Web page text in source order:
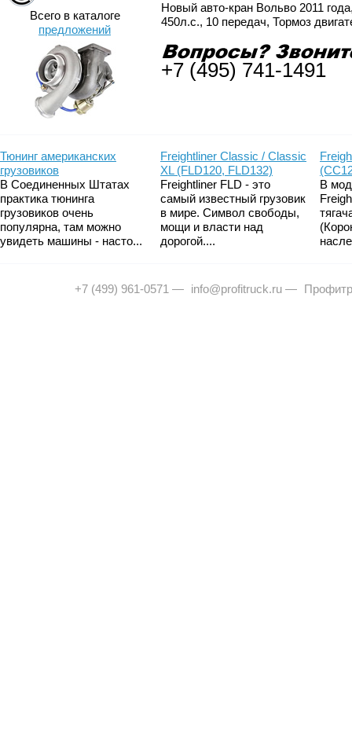
Всего в каталоге
предложений
Новый авто-кран Вольво 2011
450л.с., 10 передач, Тормоз
+7 (495) 741-1491
Тюнинг американских
грузовиков
В Соединенных Штатах
практика тюнинга
грузовиков очень
популярна, там можно
увидеть машины - насто...
Freightliner Classic / Classic
XL (FLD120, FLD132)
Freightliner FLD - это
самый известный грузовик
в мире. Символ свободы,
мощи и власти над
дорогой....
В
+7 (499) 961-0571 — info@profitruck.ru —